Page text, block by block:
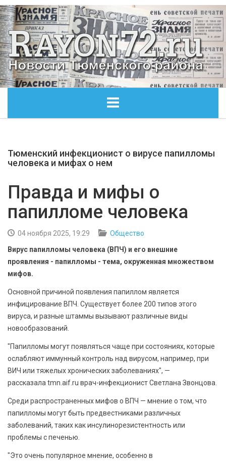
ОБЩЕСТВО
КУЛЬТУРА
БЕЗОПАСНОСТЬ
Тюменский инфекционист о вирусе папилломы
человека и мифах о нем
Правда и мифы о
папилломе человека
04 ноября 2025, 19:29
Общество
Вирус папилломы человека (ВПЧ) и его внешние
проявления - папилломы - тема, окруженная множеством
мифов.
Основной причиной появления папиллом является
инфицирование ВПЧ. Существует более 200 типов этого
вируса, и разные штаммы вызывают различные виды
новообразований.
"Папилломы могут появляться чаще при состояниях, которые
ослабляют иммунный контроль над вирусом, например, при
ВИЧ или тяжелых хронических заболеваниях", —
рассказала tmn.aif.ru врач-инфекционист Светлана Звонцова.
Среди распространенных мифов о ВПЧ — мнение о том, что
папилломы могут быть предвестниками различных
заболеваний, таких как инсулинорезистентность или
проблемы с печенью.
"Это очень популярное мнение, особенно в